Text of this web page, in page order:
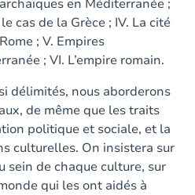
en Méditerranée ;
cas de la Grèce ; IV. La cité
; V. Empires
; VI. L’empire romain.
délimités, nous aborderons
de même que les traits
politique et sociale, et la
culturelles. On insistera sur
sein de chaque culture, sur
qui les ont aidés à